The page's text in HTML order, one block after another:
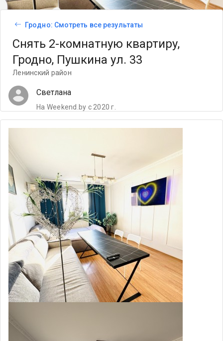
Гродно: Смотреть все результаты
Снять 2-комнатную квартиру,
Гродно, Пушкина ул. 33
Ленинский район
Светлана
На Weekend.by с 2020 г.